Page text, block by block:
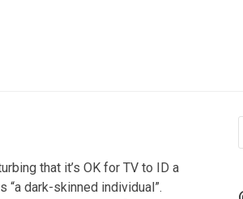
that it’s OK for TV to ID a
dark-skinned individual”.